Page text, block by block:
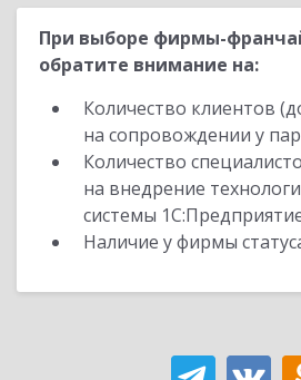
При выборе фирмы-
обратите внимание на:
Количество клиентов
на сопровождении у
Количество
на внедрение
системы
Наличие у фирмы